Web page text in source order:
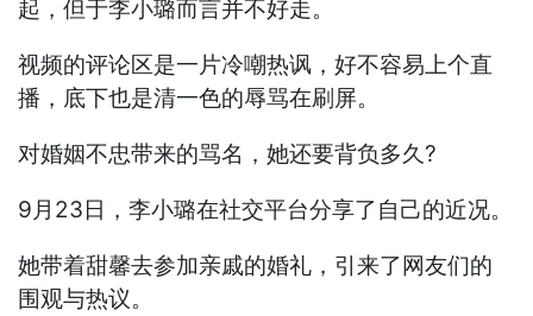
起，但于李小璐而言并不好走。
视频的评论区是一片冷嘲热讽，好不容易上个直
播，底下也是清一色的辱骂在刷屏。
对婚姻不忠带来的骂名，她还要背负多久?
9月23日，李小璐在社交平台分享了自己的近况。
她带着甜馨去参加亲戚的婚礼，引来了网友们的
围观与热议。